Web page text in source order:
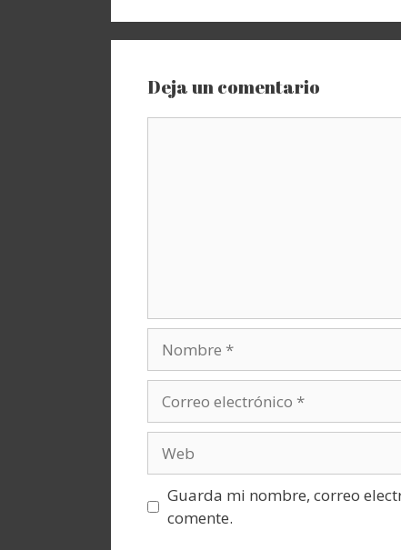
Deja un comentario
electrónico
Guarda mi nombre, correo
comente.